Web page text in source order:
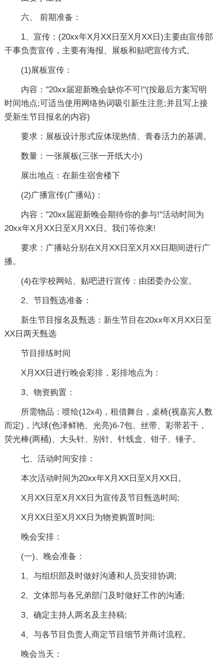
六、 前期准备：
1、宣传：(20xx年X月XX日至X月XX日)主要由宣传部
干事负责宣传，主要有海报、展板和贴吧宣传方式。
(1)展板宣传：
内容："20xx届迎新晚会缺你不可!"(按最后方案写明
时间地点;可适当使用网络热词吸引新生注意;并且写上接
受新生节目报名的内容)
要求：展板设计形式应体现热情、青春活力的基调。
数量：一张展板(三张一开纸大小)
展出地点：在新生宿舍楼下
(2)广播宣传(广播站)：
内容："20xx届迎新晚会期待你的参与!"活动时间为
20xx年X月XX日至X月XX日。我们等你来!
要求：广播站分别在X月XX日至X月XX日期间进行广
播。
(4)在学校网站、贴吧进行宣传：由团委办公室。
2、节目甄选准备：
新生节目报名及甄选：新生节目在20xx年X月XX日至
XX日两天甄选
节目排练时间
X月XX日进行晚会彩排，彩排地点为：
3、物资购置：
所需物品：喷绘(12x4)，租借舞台，桌椅(视嘉宾人数
而定)，汽球(色泽鲜艳、光亮)6-7包、丝带、彩带若干，
荧光棒(两桶)、大头针、别针、针线盒、钳子、锤子。
七、活动时间安排：
本次活动时间为20xx年X月XX日至X月XX日。
X月XX日至X月XX日为宣传及节目甄选时间;
X月XX日至X月XX日为物资购置时间;
晚会安排：
(一)、晚会准备：
1、与组织部及时做好沟通和人员安排协调;
2、文体部与各兄弟部门及时做好工作的沟通;
3、确定主持人两名及主持稿;
4、与各节目负责人商定节目细节并商讨流程。
晚会当天：